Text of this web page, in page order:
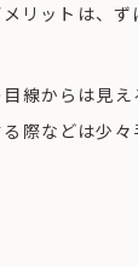
リットは、ず
線からは見
際などは少